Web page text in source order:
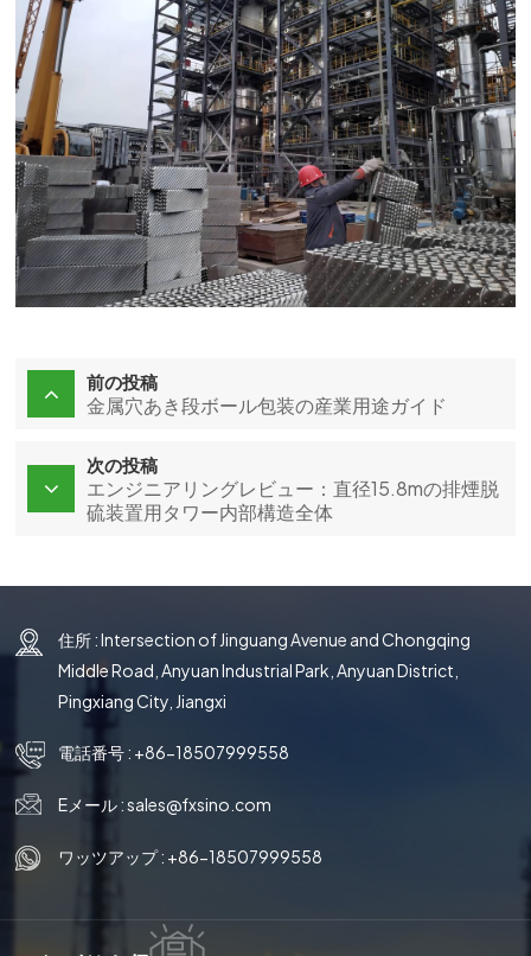
前の投稿
金属穴あき段ボール包装の産業用途ガイド
次の投稿
エンジニアリングレビュー：直径15.8mの排煙脱
硫装置用タワー内部構造全体
住所 : Intersection of Jinguang Avenue and Chongqing
Middle Road, Anyuan Industrial Park, Anyuan District,
Pingxiang City, Jiangxi
電話番号 : +86-18507999558
Eメール :sales@fxsino.com
ワッツアップ : +86-18507999558